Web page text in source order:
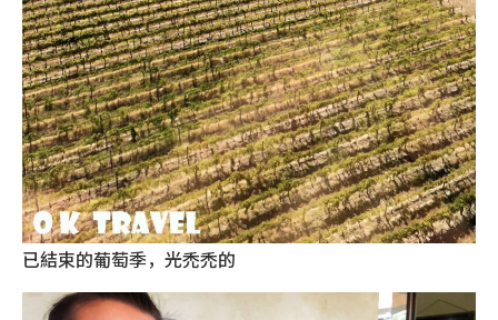
已結束的葡萄季，光禿禿的